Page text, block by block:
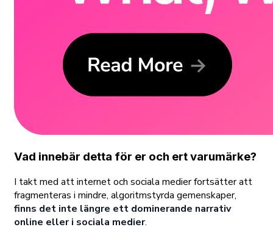
Vad innebär detta för er och ert varumärke?
I takt med att internet och sociala medier fortsätter att
fragmenteras i mindre, algoritmstyrda gemenskaper,
finns det inte längre ett dominerande narrativ
online eller i sociala medier.